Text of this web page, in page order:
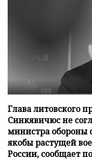
Глава литовского
Синкявичюс не
министра обороны
якобы растущей
России, сообщает